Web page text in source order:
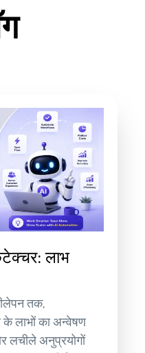
लाभ
तक,
के लाभों का अन्वेषण
अनुप्रयोगों